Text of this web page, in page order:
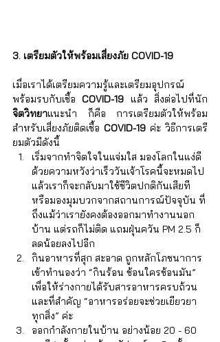
3. เตรียมตัวให้พร้อมเสี่ยงภัย COVID-19
เมื่อเราได้เตรียมความรู้และเตรียมอุปกรณ์
พร้อมรบกับเชื้อ COVID-19 แล้ว สิ่งต่อไปที่นัก
จิตวิทยาแนะนำ ก็คือ การเตรียมตัวให้พร้อม
สำหรับเสี่ยงภัยติดเชื้อ COVID-19 ค่ะ วิธีการเตรี
ยมตัวมีดังนี้
เริ่มจากทำจิตใจในแจ่มใส มองโลกในแง่ดี
ด้วยความหวังว่าเร็ววันเจ้าโรคนี้จะหมดไป
แล้วเราก็จะกลับมาใช้ชีวิตปกติกันเสียที
หรือมองมุมบวกจากสถานการณ์ปัจจุบัน ที่
ถึงแม้ว่าเรายังคงต้องออกมาทำงานนอก
บ้าน แต่รถก็ไม่ติด แถมฝุ่นควัน PM 2.5 ก็
ลดน้อยลงไปอีก
กินอาหารที่สุก สะอาด ถูกหลักโภชนาการ
เข้าทำนองว่า “กินร้อน ช้อนใครช้อนมัน”
เพื่อให้ร่างกายได้รับสารอาหารครบถ้วน
และที่สำคัญ “อาหารอร่อยจะช่วยเยียวยา
ทุกสิ่ง” ค่ะ
ออกกำลังกายในบ้าน อย่างน้อย 20 - 60